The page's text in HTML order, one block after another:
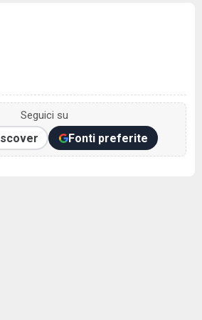
Seguici su
Fonti preferite